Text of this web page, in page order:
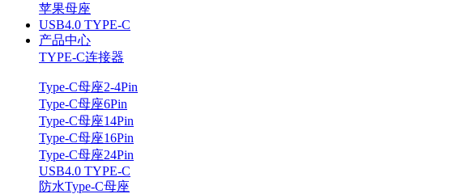
苹果母座
USB4.0 TYPE-C
产品中心
TYPE-C连接器
Type-C母座2-4Pin
Type-C母座6Pin
Type-C母座14Pin
Type-C母座16Pin
Type-C母座24Pin
USB4.0 TYPE-C
防水Type-C母座